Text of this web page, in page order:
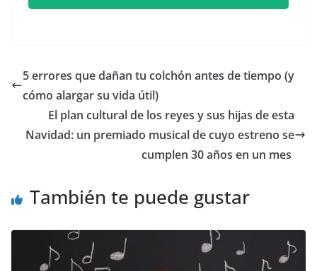
5 errores que dañan tu colchón antes de tiempo (y
cómo alargar su vida útil)
​El plan cultural de los reyes y sus hijas de esta
Navidad: un premiado musical de cuyo estreno se
cumplen 30 años en un mes
También te puede gustar